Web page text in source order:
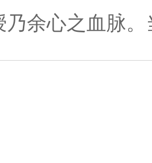
乃余心之血脉